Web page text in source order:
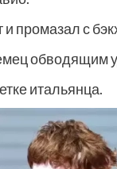
промазал с
обводящим
итальянца.